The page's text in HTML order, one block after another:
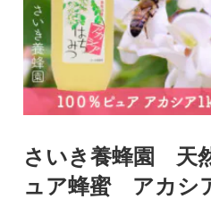
さいき養蜂園 天
ュア蜂蜜 アカシ